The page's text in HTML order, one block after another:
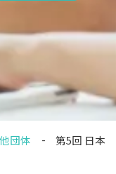
他団体 第5回 日本